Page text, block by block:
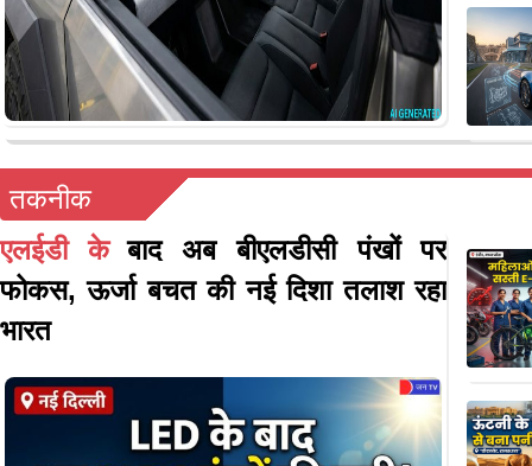
तकनीक
एलईडी के बाद अब बीएलडीसी पंखों पर
फोकस, ऊर्जा बचत की नई दिशा तलाश रहा
भारत